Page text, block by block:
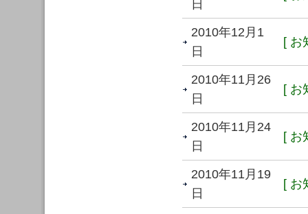
日
2010年12月1
日
[ お
2010年11月26
日
[ お
2010年11月24
日
[ お
2010年11月19
日
[ お